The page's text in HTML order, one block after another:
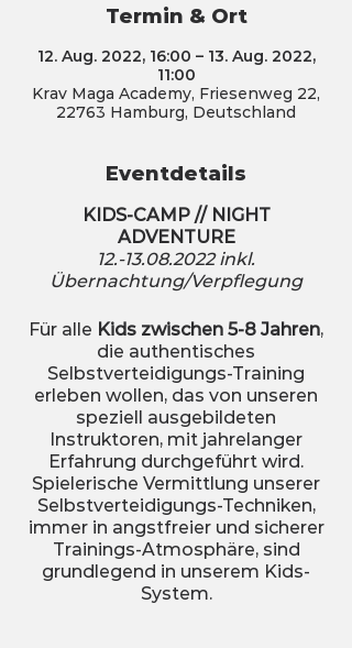
Termin & Ort
12. Aug. 2022, 16:00 – 13. Aug. 2022,
11:00
Krav Maga Academy, Friesenweg 22,
22763 Hamburg, Deutschland
Eventdetails
KIDS-CAMP // NIGHT
ADVENTURE
12.-13.08.2022 inkl.
Übernachtung/Verpflegung
Für alle Kids zwischen 5-8 Jahren,
die authentisches
Selbstverteidigungs-Training
erleben wollen, das von unseren
speziell ausgebildeten
Instruktoren, mit jahrelanger
Erfahrung durchgeführt wird.
Spielerische Vermittlung unserer
Selbstverteidigungs-Techniken,
immer in angstfreier und sicherer
Trainings-Atmosphäre, sind
grundlegend in unserem Kids-
System.